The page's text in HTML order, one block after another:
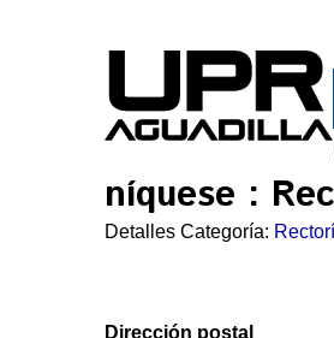
níquese :
Detalles Categoría:
Dirección postal